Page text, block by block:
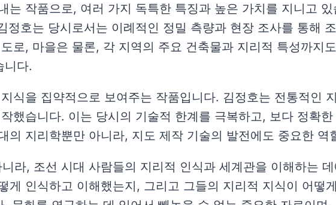
는 작품으로, 여러 가지 독특한 특징과 높은 가치를 지니고
호는 당시로서는 이례적인 정밀 측량과 현장 조사를 통해
로, 마을은 물론, 각 지역의 주요 건축물과 지리적 특성까지
니다.
식을 집약적으로 보여주는 작품입니다. 김정호는 전통적인
했습니다. 이는 당시의 기술적 한계를 극복하고, 보다 정확
의 지리학뿐만 아니라, 지도 제작 기술의 발전에도 중요한 역
라, 조선 시대 사람들의 지리적 인식과 세계관을 이해하는
인식하고 이해했는지, 그리고 그들의 지리적 지식이 어떻